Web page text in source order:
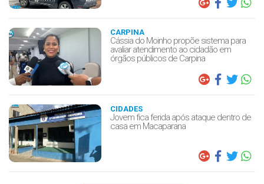
CARPINA
Cássia do Moinho propõe sistema para
avaliar atendimento ao cidadão em
órgãos públicos de Carpina
CIDADES
Jovem fica ferida após ataque dentro de
casa em Macaparana